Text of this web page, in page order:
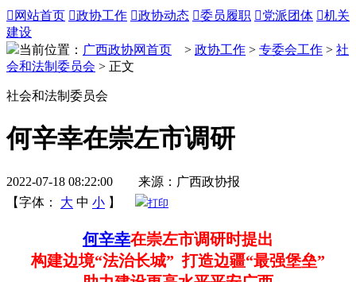
 网站首页 政协工作 政协动态 委员履职 党派团体 机关
建设
当前位置： 广西政协网首页 > 政协工作 > 专委会工作 > 社
会和法制委员会 > 正文
社会和法制委员会
何辛幸在崇左市调研
2022-07-18 08:22:00 来源：广西政协报
【字体：
大 中 小 】 打印
何辛幸在崇左市调研时提出
构建边境“法治长城” 打造边疆“最强堡垒”